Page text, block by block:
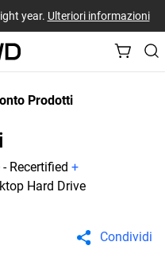
year. Ulteriori informazioni
Prodotti
Recertified +
Hard Drive
Condividi